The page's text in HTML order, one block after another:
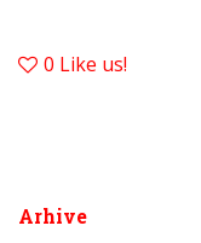
0 Like us!
Arhive